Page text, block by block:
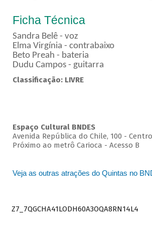
Ficha Técnica
Sandra Belê - voz
Elma Virgínia - contrabaixo
Beto Preah - bateria
Dudu Campos - guitarra
Classificação: LIVRE
Espaço Cultural BNDES
Avenida República do Chile, 100 - Centro
Próximo ao metrô Carioca - Acesso B
Veja as outras atrações do Quintas no
Z7_7QGCHA41LODH60A3OQA8RN14L4